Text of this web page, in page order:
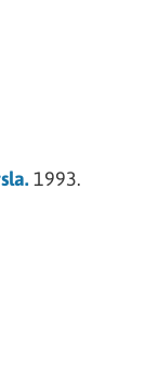
1993.